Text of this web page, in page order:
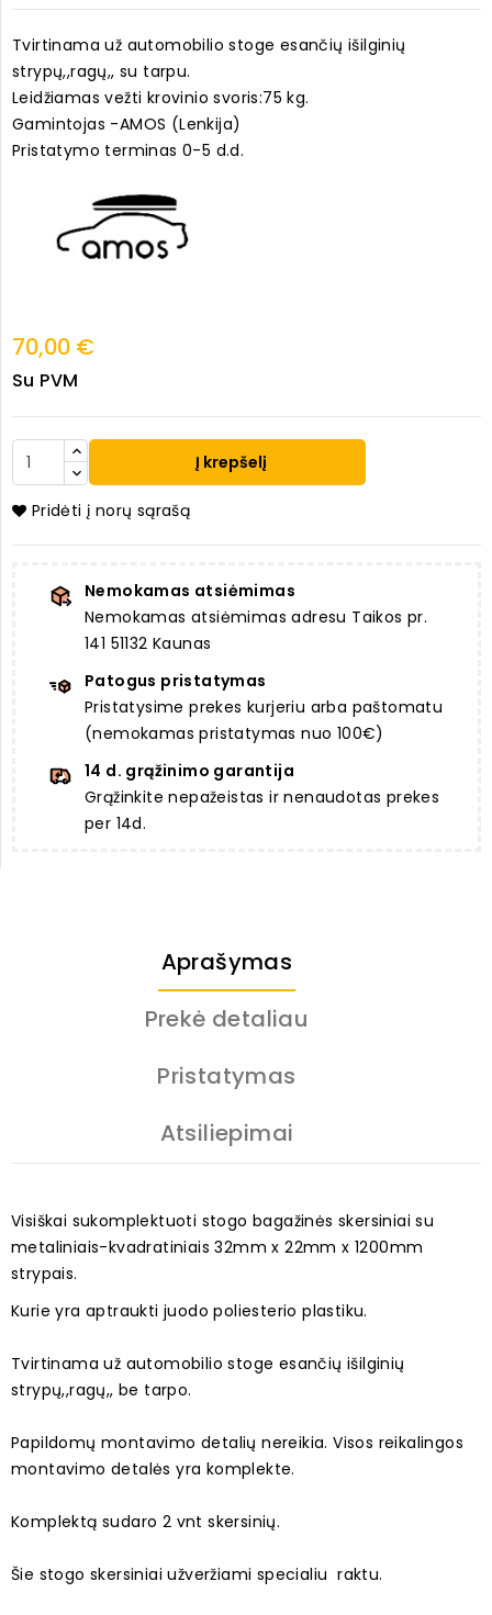
Tvirtinama už automobilio stoge esančių išilginių
strypų,,ragų,, su tarpu.
Leidžiamas vežti krovinio svoris:75 kg.
Gamintojas -AMOS (Lenkija)
Pristatymo terminas 0-5 d.d.
70,00 €
Su PVM
Į krepšelį
Pridėti į norų sąrašą
Nemokamas atsiėmimas
Nemokamas atsiėmimas adresu Taikos pr.
141 51132 Kaunas
Patogus pristatymas
Pristatysime prekes kurjeriu arba paštomatu
(nemokamas pristatymas nuo 100€)
14 d. grąžinimo garantija
Grąžinkite nepažeistas ir nenaudotas prekes
per 14d.
Aprašymas
Prekė detaliau
Pristatymas
Atsiliepimai
Visiškai sukomplektuoti stogo bagažinės skersiniai su
metaliniais-kvadratiniais 32mm x 22mm x 1200mm
strypais.
Kurie yra aptraukti juodo poliesterio plastiku.
Tvirtinama už automobilio stoge esančių išilginių
strypų,,ragų,, be tarpo.
Papildomų montavimo detalių nereikia. Visos reikalingos
montavimo detalės yra komplekte.
Komplektą sudaro 2 vnt skersinių.
Šie stogo skersiniai užveržiami specialiu raktu.